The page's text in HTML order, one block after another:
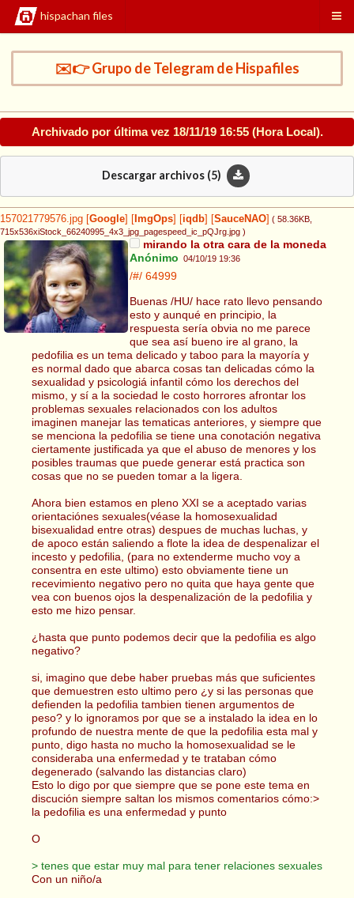
hispachan files
✉️👉 Grupo de Telegram de Hispafiles
Archivado por última vez 18/11/19 16:55(Hora Local).
Descargar archivos (5)
157021779576.jpg Google ImgOps iqdb SauceNAO ( 58.36KB
715x536xiStock_66240995_4x3_jpg_pagespeed_ic_pQJrg.jpg )
mirando la otra cara de la moneda
Anónimo 04/10/19 19:36
/#/ 64999
Buenas /HU/ hace rato llevo pensando
esto y aunqué en principio, la
respuesta sería obvia no me parece
que sea así bueno ire al grano, la
pedofilia es un tema delicado y taboo para la mayoría y
es normal dado que abarca cosas tan delicadas cómo la
sexualidad y psicologiá infantil cómo los derechos del
mismo, y sí a la sociedad le costo horrores afrontar los
problemas sexuales relacionados con los adultos
imaginen manejar las tematicas anteriores, y siempre que
se menciona la pedofilia se tiene una conotación negativa
ciertamente justificada ya que el abuso de menores y los
posibles traumas que puede generar está practica son
cosas que no se pueden tomar a la ligera.
Ahora bien estamos en pleno XXI se a aceptado varias
orientaciónes sexuales(véase la homosexualidad
bisexualidad entre otras) despues de muchas luchas, y
de apoco están saliendo a flote la idea de despenalizar el
incesto y pedofilia, (para no extenderme mucho voy a
consentra en este ultimo) esto obviamente tiene un
recevimiento negativo pero no quita que haya gente que
vea con buenos ojos la despenalización de la pedofilia y
esto me hizo pensar.
¿hasta que punto podemos decir que la pedofilia es algo
negativo?
si, imagino que debe haber pruebas más que suficientes
que demuestren esto ultimo pero ¿y si las personas que
defienden la pedofilia tambien tienen argumentos de
peso? y lo ignoramos por que se a instalado la idea en lo
profundo de nuestra mente de que la pedofilia esta mal y
punto, digo hasta no mucho la homosexualidad se le
consideraba una enfermedad y te trataban cómo
degenerado (salvando las distancias claro)
Esto lo digo por que siempre que se pone este tema en
discución siempre saltan los mismos comentarios cómo:>
la pedofilia es una enfermedad y punto
O
> tenes que estar muy mal para tener relaciones sexuales
Con un niño/a